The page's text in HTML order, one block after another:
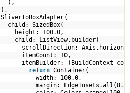
),
),
SliverToBoxAdapter(
child: SizedBox(
height: 100.0,
child: ListView.builder(
scrollDirection:
itemCount: 10,
itemBuilder: (BuildContext
return Container(
width: 100.0,
margin: